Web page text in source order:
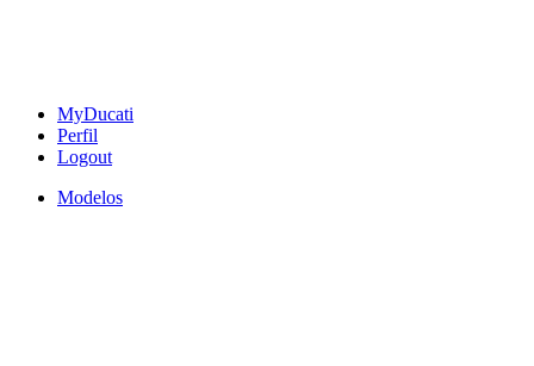
MyDucati
Perfil
Logout
Modelos